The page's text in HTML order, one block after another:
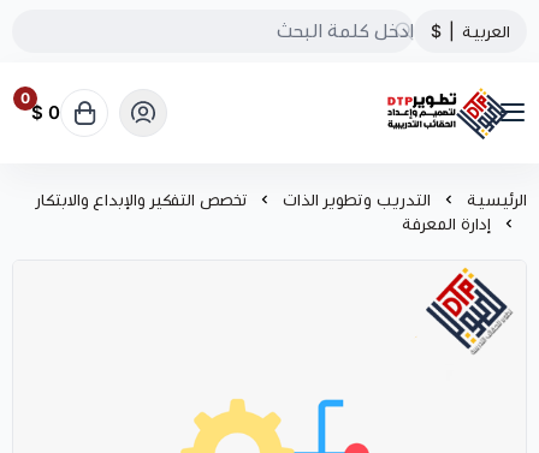
العربية $
تطوير الحقائب التدريبية
0
0 $
الرئيسية التدريب وتطوير الذات
تخصص التفكير والإبداع والابتكار
إدارة المعرفة